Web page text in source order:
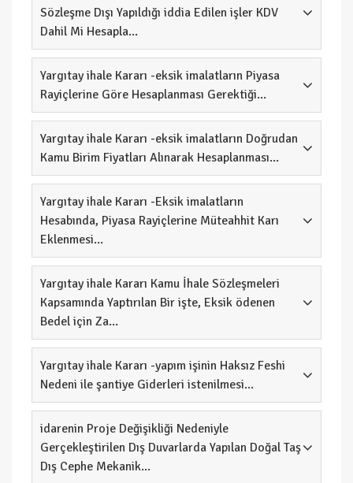
Sözleşme Dışı Yapıldığı iddia Edilen işler KDV
Dahil Mi Hesapla...
Yargıtay ihale Kararı -eksik imalatların Piyasa
Rayiçlerine Göre Hesaplanması Gerektiği...
Yargıtay ihale Kararı -eksik imalatların Doğrudan
Kamu Birim Fiyatları Alınarak Hesaplanması...
Yargıtay ihale Kararı -Eksik imalatların
Hesabında, Piyasa Rayiçlerine Müteahhit Karı
Eklenmesi...
Yargıtay ihale Kararı Kamu İhale Sözleşmeleri
Kapsamında Yaptırılan Bir işte, Eksik ödenen
Bedel için Za...
Yargıtay ihale Kararı -yapım işinin Haksız Feshi
Nedeni ile şantiye Giderleri istenilmesi...
idarenin Proje Değişikliği Nedeniyle
Gerçekleştirilen Dış Duvarlarda Yapılan Doğal Taş
Dış Cephe Mekanik...